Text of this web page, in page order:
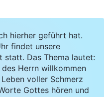
hierher geführt hat.
findet unsere
statt. Das Thema lautet:
Herrn willkommen
voller Schmerz
Gottes hören und